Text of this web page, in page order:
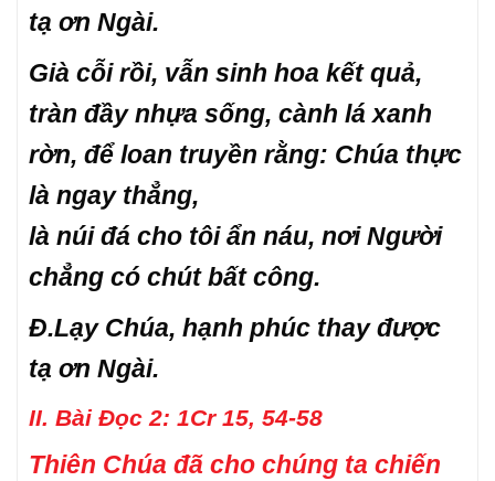
tạ ơn Ngài.
Già cỗi rồi, vẫn sinh hoa kết quả,
tràn đầy nhựa sống, cành lá xanh
rờn, để loan truyền rằng: Chúa thực
là ngay thẳng,
là núi đá cho tôi ẩn náu, nơi Người
chẳng có chút bất công.
Đ.Lạy Chúa, hạnh phúc thay được
tạ ơn Ngài.
II. Bài Đọc 2: 1Cr 15, 54-58
Thiên Chúa đã cho chúng ta chiến